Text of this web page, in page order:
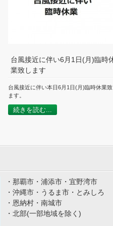
台風接近に伴い6月1日(月)臨時
業致します
台風接近に伴い本日6月1日(月)臨時休業
ます。
続きを読む...
・那覇市・浦添市・宜野湾市
・沖縄市・うるま市・とみしろ
・恩納村・南城市
・北部(一部地域を除く)